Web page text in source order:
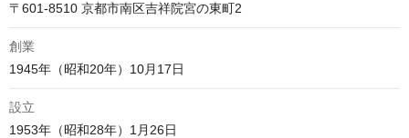
〒601-8510 京都市南区吉祥院宮の東町2
創業
1945年（昭和20年）10月17日
設立
1953年（昭和28年）1月26日